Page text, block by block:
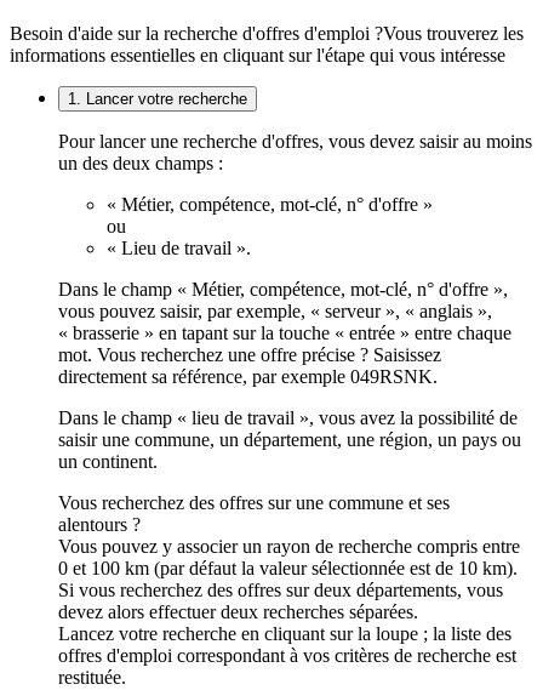
Besoin d'aide sur la recherche d'offres d'emploi ?Vous trouverez les
informations essentielles en cliquant sur l'étape qui vous intéresse
1. Lancer votre recherche
Pour lancer une recherche d'offres, vous devez saisir au moins
un des deux champs :
« Métier, compétence, mot-clé, n° d'offre »
ou
« Lieu de travail ».
Dans le champ « Métier, compétence, mot-clé, n° d'offre »,
vous pouvez saisir, par exemple, « serveur », « anglais »,
« brasserie » en tapant sur la touche « entrée » entre chaque
mot. Vous recherchez une offre précise ? Saisissez
directement sa référence, par exemple 049RSNK.
Dans le champ « lieu de travail », vous avez la possibilité de
saisir une commune, un département, une région, un pays ou
un continent.
Vous recherchez des offres sur une commune et ses
alentours ?
Vous pouvez y associer un rayon de recherche compris entre
0 et 100 km (par défaut la valeur sélectionnée est de 10 km).
Si vous recherchez des offres sur deux départements, vous
devez alors effectuer deux recherches séparées.
Lancez votre recherche en cliquant sur la loupe ; la liste des
offres d'emploi correspondant à vos critères de recherche est
restituée.